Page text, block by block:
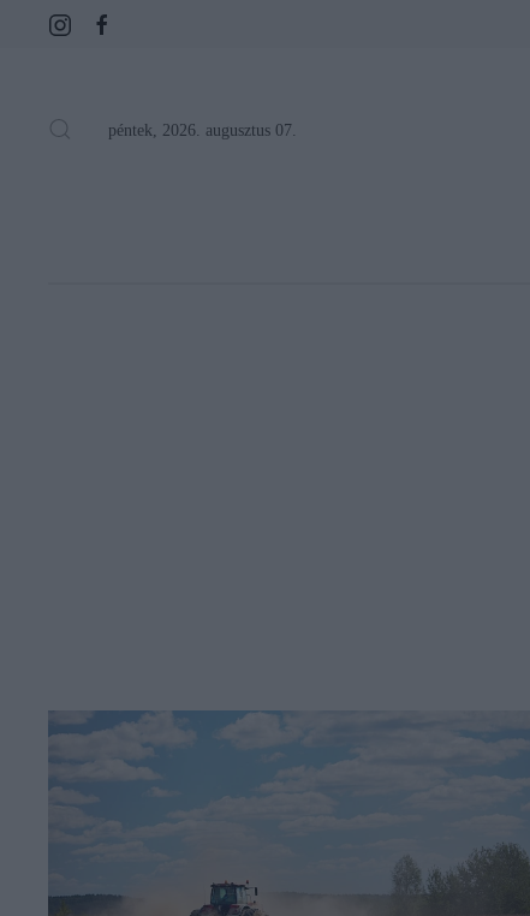
péntek, 2026. augusztus 07.